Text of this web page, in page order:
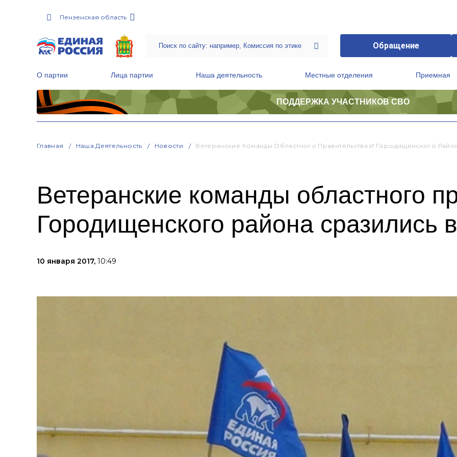
Пензенская область
Обращение
О партии Лица партии Наша деятельность Местные отделения Приемная
ПОДДЕРЖКА УЧАСТНИКОВ СВО
Главная Наша Деятельность Новости Ветеранские Команды Областного Правительства И Городищенского
Ветеранские команды областного
Городищенского района сразились
10 января 2017, 10:49